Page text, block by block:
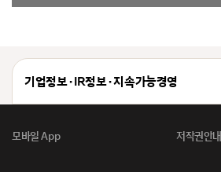
기업정보 · IR정보 · 지속가능경영
모바일 App 저작권안내